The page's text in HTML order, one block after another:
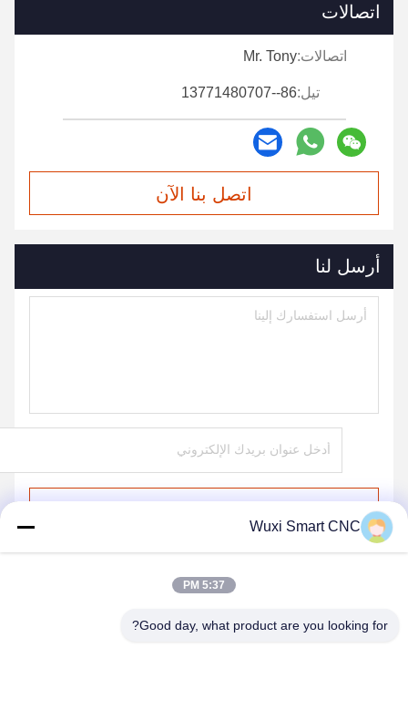
اتصالات
اتصالات:Mr. Tony
تيل:86--13771480707
اتصل بنا الآن
أرسل لنا
Wuxi Smart CNC
5:37 PM
Good day, what product are you looking for?